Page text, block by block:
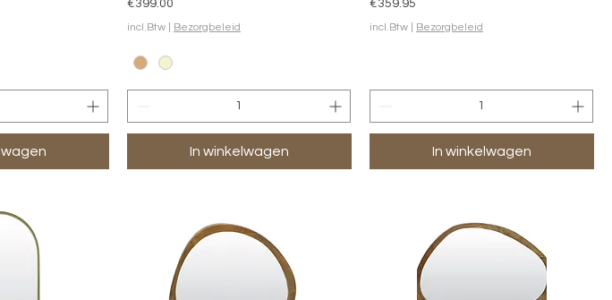
€399.00
incl.Btw Bezorgbeleid
In winkelwagen
€359.95
incl.Btw Bezorgbeleid
In winkelwagen